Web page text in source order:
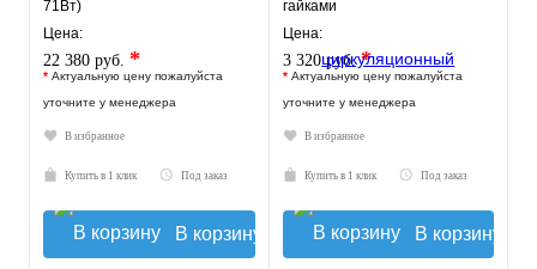
71Вт)
Цена:
22 380 руб. *
* Актуальную цену пожалуйста
уточните у менеджера
В избранное
Купить в 1 клик Под заказ
В корзину
гайками
Цена:
3 320 руб.*
* Актуальную цену пожалуйста
уточните у менеджера
В избранное
Купить в 1 клик Под заказ
В корзину